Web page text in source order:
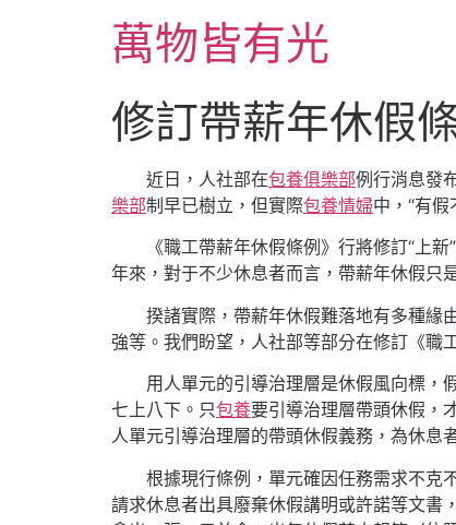
萬物皆有光
修訂帶薪年休假
近日，人社部在包養俱樂部例行消息發
樂部制早已樹立，但實際包養情婦中，“有
《職工帶薪年休假條例》行將修訂“上
年來，對于不少休息者而言，帶薪年休假只
揆諸實際，帶薪年休假難落地有多種緣
強等。我們盼望，人社部等部分在修訂《職
用人單元的引導治理層是休假風向標，
七上八下。只包養要引導治理層帶頭休假，
人單元引導治理層的帶頭休假義務，為休息
根據現行條例，單元確因任務需求不克
請求休息者出具廢棄休假講明或許諾等文書